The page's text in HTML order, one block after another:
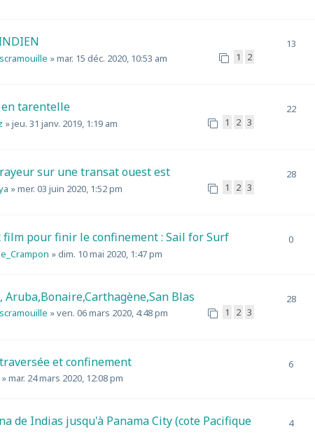
»mar. 15 déc. 2020, 10:53 am 1 2
13
tarentelle
»jeu. 31 janv. 2019, 1:19 am 1 2 3
22
sur une transat ouest est
»mer. 03 juin 2020, 1:52 pm 1 2 3
28
pour finir le confinement : Sail for Surf
»dim. 10 mai 2020, 1:47 pm
0
Aruba,Bonaire,Carthagène,San Blas
»ven. 06 mars 2020, 4:48 pm 1 2 3
28
et confinement
»mar. 24 mars 2020, 12:08 pm
6
de Indias jusqu'à Panama City (cote Pacifique
4